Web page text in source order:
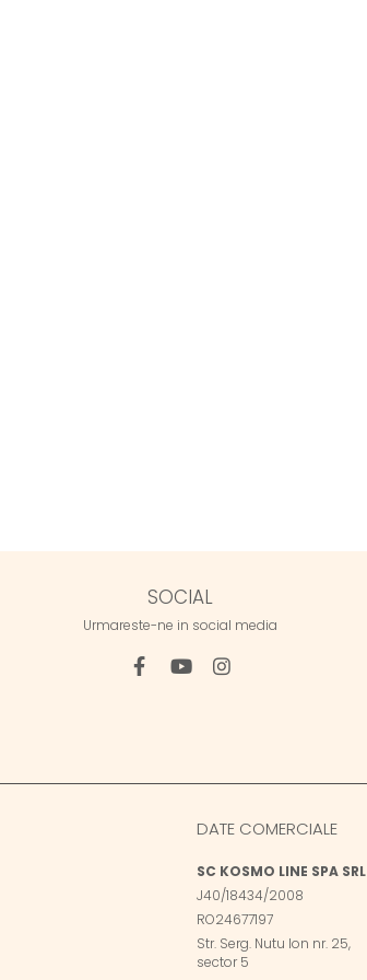
SOCIAL
Urmareste-ne in social media
DATE COMERCIALE
SC KOSMO LINE SPA SRL
J40/18434/2008
RO24677197
Str. Serg. Nutu Ion nr. 25,
sector 5